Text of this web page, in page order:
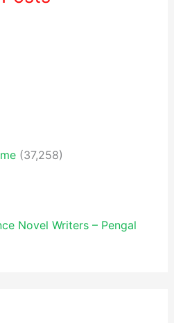
(37,258)
Novel Writers – Pengal